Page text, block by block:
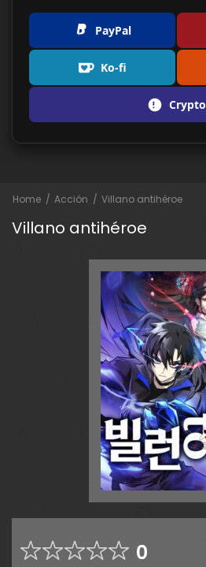
PayPal
Ko-fi
Crypto
Home Acción Villano antihéroe
Villano antihéroe
0